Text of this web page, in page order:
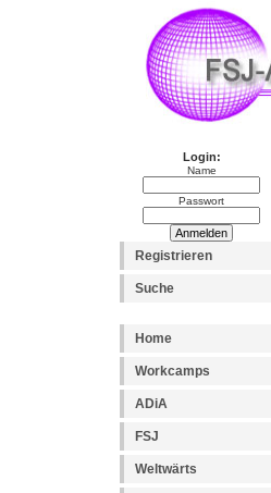
Login:
Name
Passwort
Registrieren
Suche
Home
Workcamps
ADiA
FSJ
Weltwärts